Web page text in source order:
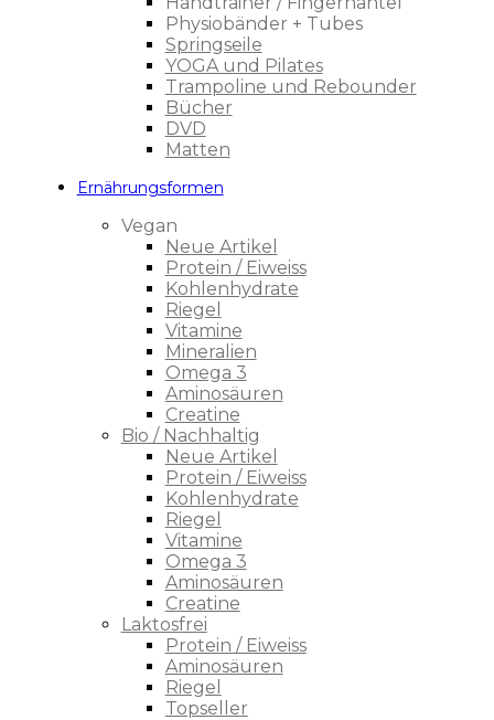
Physiobänder + Tubes
Springseile
YOGA und Pilates
Trampoline und Rebounder
Bücher
DVD
Matten
Ernährungsformen
Vegan
Neue Artikel
Protein / Eiweiss
Kohlenhydrate
Riegel
Vitamine
Mineralien
Omega 3
Aminosäuren
Creatine
Bio / Nachhaltig
Neue Artikel
Protein / Eiweiss
Kohlenhydrate
Riegel
Vitamine
Omega 3
Aminosäuren
Creatine
Laktosfrei
Protein / Eiweiss
Aminosäuren
Riegel
Topseller